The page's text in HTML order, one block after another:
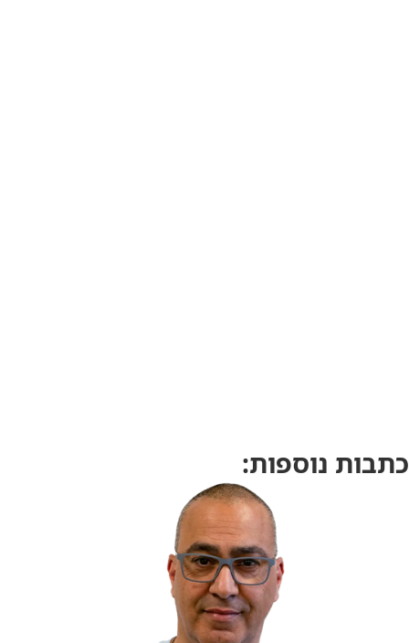
כתבות נוספות: